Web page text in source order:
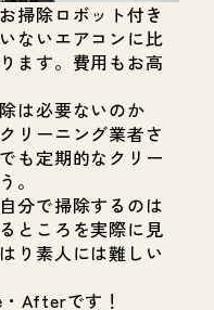
掃除ロボット付き
ないエアコンに比
ます。費用もお高
は必要ないのか
リーニング業者さ
も定期的なクリー
。
分で掃除するのは
ところを実際に見
り素人には難しい
Afterです！